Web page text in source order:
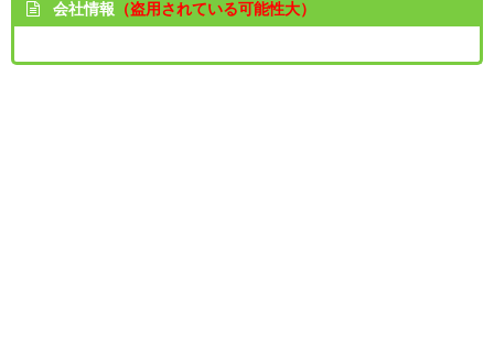
会社情報 （盗用されている可能性大）